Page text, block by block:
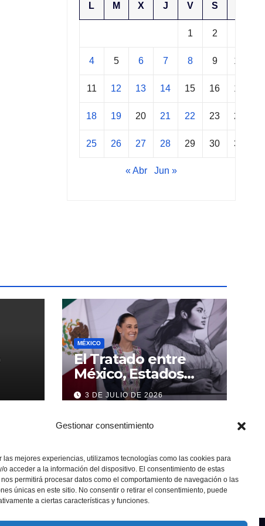
Gestionar consentimiento
las mejores experiencias, utilizamos tecnologías como las cookies para
o acceder a la información del dispositivo. El consentimiento de estas
permitirá procesar datos como el comportamiento de navegación o las
únicas en este sitio. No consentir o retirar el consentimiento, puede
a ciertas características y funciones.
L M X J V S
1 2
4 5 6 7 8 9 10
11 12 13 14 15 16 17
18 19 20 21 22 23 24
25 26 27 28 29 30 31
« Abr Jun »
MÉXICO
El Tratado entre
México, Estados
Unidos y Canadá (T-
MEC) se mantiene
hasta el 2036:
Presidenta Claudia
3 DE JULIO DE 2026